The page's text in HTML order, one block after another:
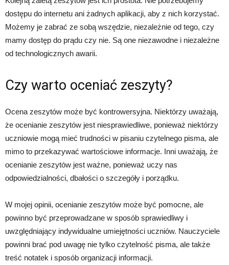
dostępu do internetu ani żadnych aplikacji, aby z nich korzystać.
Możemy je zabrać ze sobą wszędzie, niezależnie od tego, czy
mamy dostęp do prądu czy nie. Są one niezawodne i niezależne
od technologicznych awarii.
Czy warto oceniać zeszyty?
Ocena zeszytów może być kontrowersyjna. Niektórzy uważają,
że ocenianie zeszytów jest niesprawiedliwe, ponieważ niektórzy
uczniowie mogą mieć trudności w pisaniu czytelnego pisma, ale
mimo to przekazywać wartościowe informacje. Inni uważają, że
ocenianie zeszytów jest ważne, ponieważ uczy nas
odpowiedzialności, dbałości o szczegóły i porządku.
W mojej opinii, ocenianie zeszytów może być pomocne, ale
powinno być przeprowadzane w sposób sprawiedliwy i
uwzględniający indywidualne umiejętności uczniów. Nauczyciele
powinni brać pod uwagę nie tylko czytelność pisma, ale także
treść notatek i sposób organizacji informacji.